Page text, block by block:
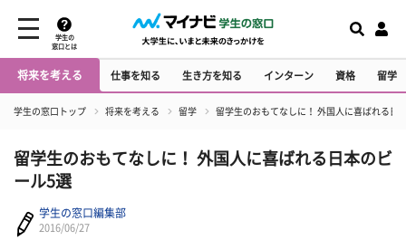
学生の
窓口とは
将来を考える 仕事を知る 生き方を知る インターン 資格 留学
学生の窓口トップ 将来を考える 留学 留学生のおもてなしに！ 外国人に喜ばれる日
留学生のおもてなしに！ 外国人に喜ばれる日本のビ
ール5選
学生の窓口編集部
2016/06/27